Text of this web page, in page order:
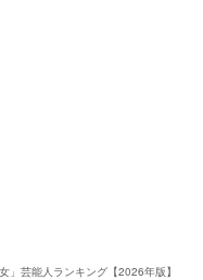
」芸能人ランキング【2026年版】